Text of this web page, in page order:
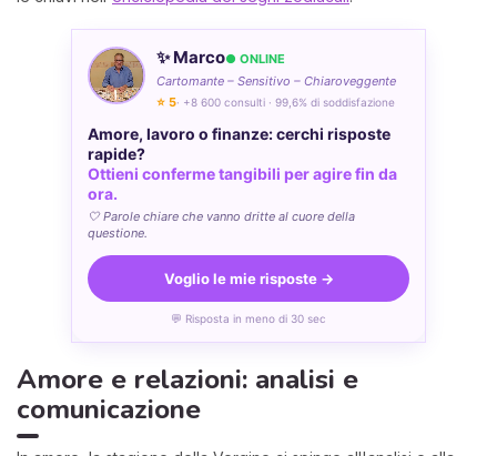
✨ Marco● ONLINE
Cartomante – Sensitivo – Chiaroveggente
⭐ 5· +8 600 consulti · 99,6% di soddisfazione
Amore, lavoro o finanze: cerchi risposte
rapide?
Ottieni conferme tangibili per agire fin da
ora.
🤍 Parole chiare che vanno dritte al cuore della
questione.
Voglio le mie risposte →
💬 Risposta in meno di 30 sec
Amore e relazioni: analisi e
comunicazione